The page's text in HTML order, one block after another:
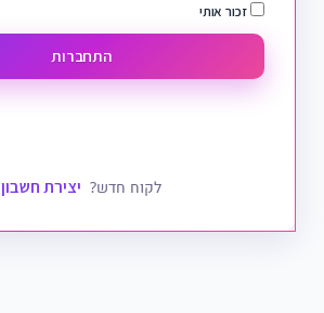
זכור אותי
התחברות
לקוח חדש? יצירת חשבון